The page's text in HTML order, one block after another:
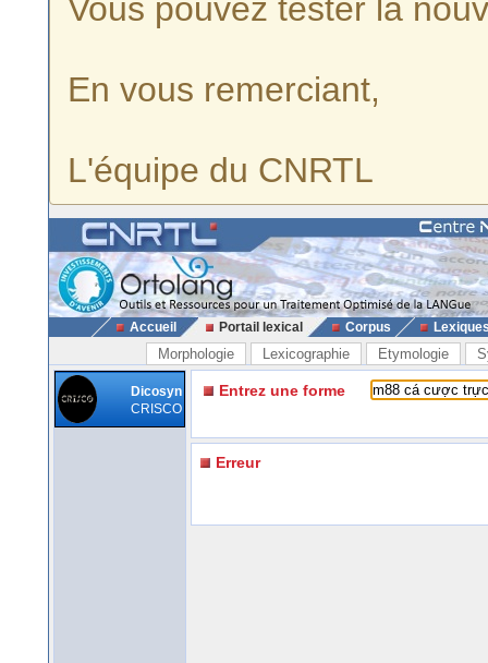
Vous pouvez tester la
En vous remerciant,
L'équipe du CNRTL
Accueil Portail lexical Corpus
Morphologie Lexicographie Etymologie
Dicosyn
CRISCO
Entrez une forme
Erreur